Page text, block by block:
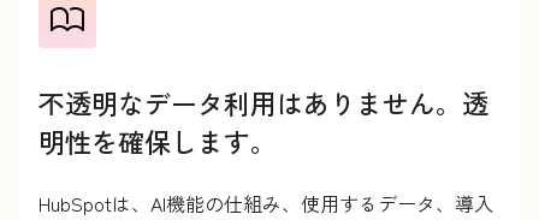
不透明なデータ利用はありません。透
明性を確保します。
HubSpotは、AI機能の仕組み、使用するデータ、導入